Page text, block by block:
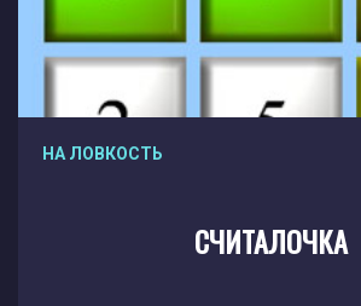
НА ЛОВКОСТЬ
СЧИТАЛОЧКА